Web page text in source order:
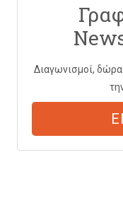
Διαγωνισμοί, δώρα